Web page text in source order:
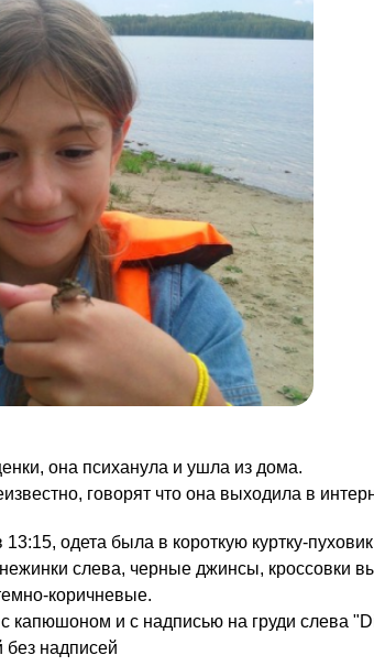
она психанула и ушла из дома.
говорят что она выходила в
одета была в короткую куртку-
слева, черные джинсы, кроссовки
коричневые.
капюшоном и с надписью на груди слева
надписей